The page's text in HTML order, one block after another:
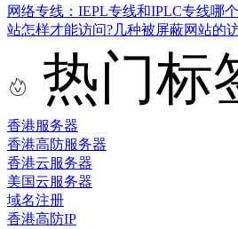
网络专线：IEPL专线和IPLC专线哪
站怎样才能访问?几种被屏蔽网站的
热门标
香港服务器
香港高防服务器
香港云服务器
美国云服务器
域名注册
香港高防IP